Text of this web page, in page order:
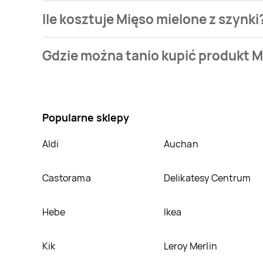
Ile kosztuje Mięso mielone z
naszej bazie jest z sieciPOLOmarket . Mięso
Gdzie można tanio kupić produkt
Popularne sklepy
Aldi Auchan
Castorama Delikatesy Centrum
Hebe Ikea
Kik Leroy Merlin